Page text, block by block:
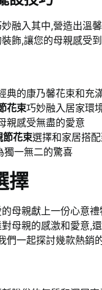
融入其中,營造出溫
飾,讓您的母親感受
典的康乃馨花束和充
花束巧妙融入居家環
親感受無盡的愛意
節花束選擇和家居搭
獨一無二的驚喜
擇
母親獻上一份心意禮
母親的感激和愛意,
們一起探討幾款熱銷